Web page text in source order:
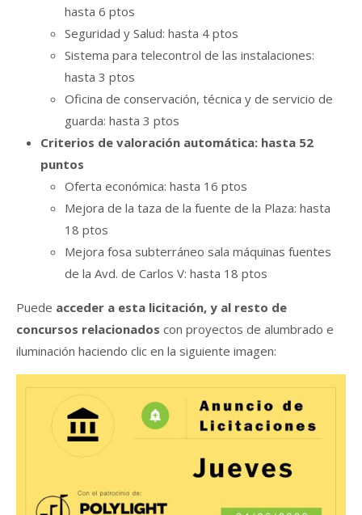
hasta 6 ptos
Seguridad y Salud: hasta 4 ptos
Sistema para telecontrol de las instalaciones:
hasta 3 ptos
Oficina de conservación, técnica y de servicio de
guarda: hasta 3 ptos
Criterios de valoración automática: hasta 52
puntos
Oferta económica: hasta 16 ptos
Mejora de la taza de la fuente de la Plaza: hasta
18 ptos
Mejora fosa subterráneo sala máquinas fuentes
de la Avd. de Carlos V: hasta 18 ptos
Puede acceder a esta licitación, y al resto de
concursos relacionados con proyectos de alumbrado e
iluminación haciendo clic en la siguiente imagen: